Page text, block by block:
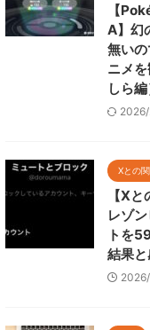
【
A】幻
無い
ニメ
しら編
Xとの
【X
レゾ
トを
結果と